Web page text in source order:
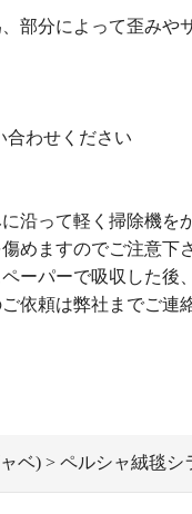
部分によって歪みや
合わせください
沿って軽く掃除機を
めますのでご注意下
ーパーで吸収した後
依頼は弊社までご連
ベ) ペルシャ絨毯シ